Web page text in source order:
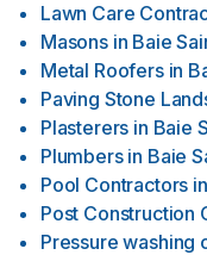
Lawn Care
Masons in Baie
Metal Roofers in
Paving Stone
Plasterers in Baie
Plumbers in Baie
Pool Contractors in
Post Construction
Pressure washing